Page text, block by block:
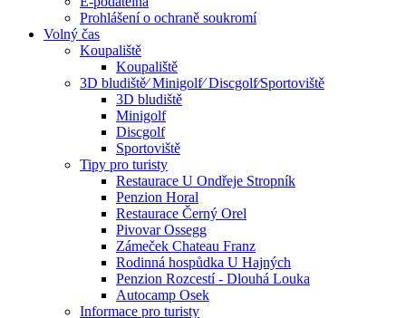
Prohlášení o ochraně soukromí
Volný čas
Koupaliště
Koupaliště
3D bludiště⁄ Minigolf⁄ Discgolf⁄Sportoviště
3D bludiště
Minigolf
Discgolf
Sportoviště
Tipy pro turisty
Restaurace U Ondřeje Stropník
Penzion Horal
Restaurace Černý Orel
Pivovar Ossegg
Zámeček Chateau Franz
Rodinná hospůdka U Hajných
Penzion Rozcestí - Dlouhá Louka
Autocamp Osek
Informace pro turisty